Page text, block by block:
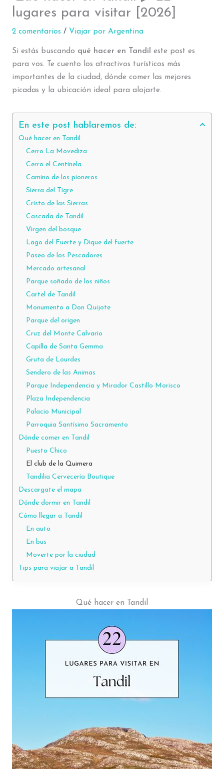
lugares para visitar [2026]
2 comentarios / Viajar por Argentina
Si estás buscando qué hacer en Tandil
este post es
para vos. Te cuento los atractivos turísticos más
importantes de la ciudad, dónde comer las mejores
picadas y la ubicación ideal para alojarte.
En este post hablaremos de:
Qué hacer en Tandil
Cerro La Movediza
Cerro el Centinela
Camino de los pioneros
Sierra del Tigre
Cristo de las Sierras
Cascada de Tandil
Virgen del bosque
Lago del Fuerte y Dique del fuerte
Paseo de los Pescadores
Mercado artesanal
Parque soñado de los niños
Cartel de Tandil
Monumento a Don Quijote
Parque del origen
Cruz del Monte Calvario
Capilla de Santa Gemma
Gruta de Lourdes
Sendero de las Animas
Parque Independencia y Mirador Castillo Morisco
Plaza Independencia
Palacio Municipal
Parroquia Santísimo Sacramento
Dónde comer en Tandil
Puesto Chico
El club de la Quimera
Tandilia Cervecería Boutique
Descargate el mapa
Dónde dormir en Tandil
Cómo llegar a Tandil
En auto
En bus
Moverte por la ciudad
Tips para viajar a Tandil
Qué hacer en Tandil